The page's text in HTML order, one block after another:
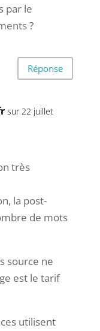
par le
?
Réponse
sur 22 juillet
très
la post-
de mots
source ne
est le tarif
utilisent